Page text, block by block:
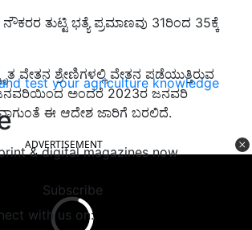
test your agriculture knowledge
& digital magazines now
Subscribe
with us on:
ತುಟ್ಟಿ ಭತ್ಯೆ ಪ್ರಮಾಣವು 31ರಿಂದ 35ಕ್ಕೆ
ವೇತನ ಶ್ರೇಣಿಗಳಲ್ಲಿ ವೇತನ ಪಡೆಯುತ್ತಿರುವ
ಅಂದರೆ 2023ರ ಜನವರಿ
ಈ ಆದೇಶ ಜಾರಿಗೆ ಬರಲಿದೆ.
ADVERTISEMENT